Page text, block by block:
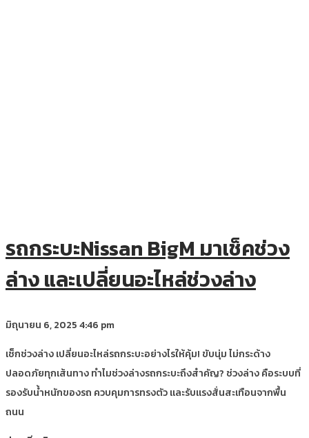
รถกระบะNissan BigM มาเช็คช่วง
ล่าง และเปลี่ยนอะไหล่ช่วงล่าง
มิถุนายน 6, 20254:46 pm
เช็กช่วงล่าง เปลี่ยนอะไหล่รถกระบะอย่างไรให้คุ้ม! ขับนุ่ม ไม่กระด้าง
ปลอดภัยทุกเส้นทาง ทำไมช่วงล่างรถกระบะถึงสำคัญ? ช่วงล่าง คือระบบที่
รองรับน้ำหนักของรถ ควบคุมการทรงตัว และรับแรงสั่นสะเทือนจากพื้น
ถนน